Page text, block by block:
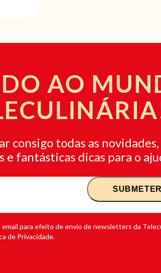
AO
consigo todas as
e fantásticas dicas para o
para efeito de envio de newsletters da
de Privacidade.